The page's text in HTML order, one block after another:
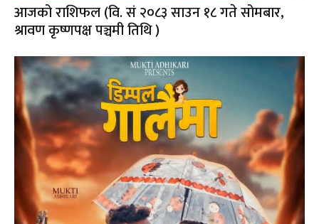
आजको राशिफल (वि. सं २०८३ साउन १८ गते सोमबार,
श्रावण कृष्णपक्ष पञ्चमी तिथि )